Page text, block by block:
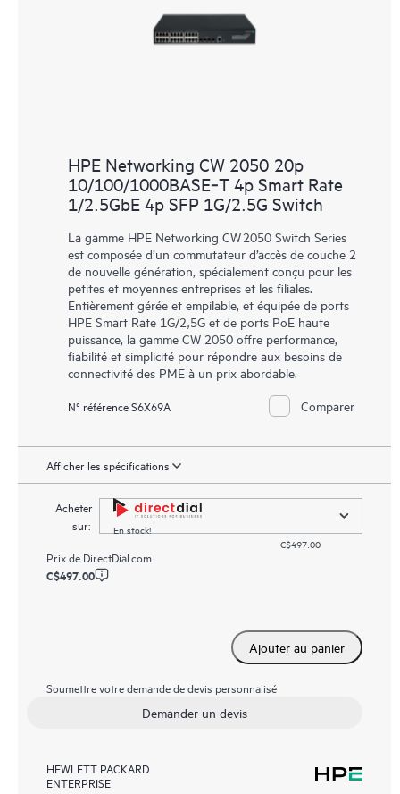
HPE Networking CW 2050 20p
10/100/1000BASE‑T 4p Smart Rate
1/2.5GbE 4p SFP 1G/2.5G Switch
La gamme HPE Networking CW 2050 Switch Series
est composée d’un commutateur d’accès de couche 2
de nouvelle génération, spécialement conçu pour les
petites et moyennes entreprises et les filiales.
Entièrement gérée et empilable, et équipée de ports
HPE Smart Rate 1G/2,5G et de ports PoE haute
puissance, la gamme CW 2050 offre performance,
fiabilité et simplicité pour répondre aux besoins de
connectivité des PME à un prix abordable.
N° référence S6X69A Comparer
Afficher les spécifications
Acheter
sur:
En stock!
C$497.00
Prix de DirectDial.com
C$497.00
Ajouter au panier
Soumettre votre demande de devis personnalisé
Demander un devis
HEWLETT PACKARD
ENTERPRISE